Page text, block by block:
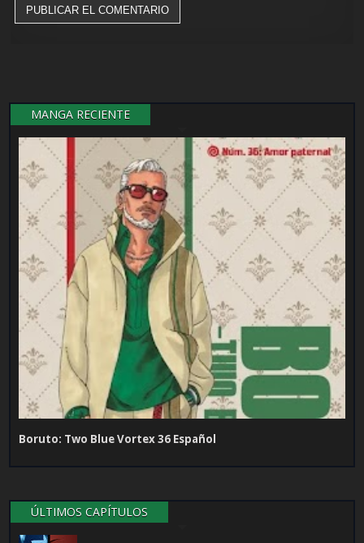
MANGA RECIENTE
Boruto: Two Blue Vortex 36 Español
ÚLTIMOS CAPÍTULOS